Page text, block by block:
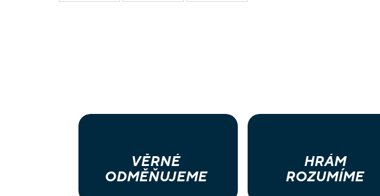
VĚRNÉ
ODMĚŇUJEME
HRÁM
ROZUMÍME